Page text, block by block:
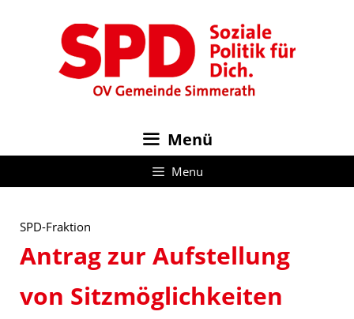
Menü
Menu
SPD-Fraktion
Antrag zur Aufstellung
von Sitzmöglichkeiten